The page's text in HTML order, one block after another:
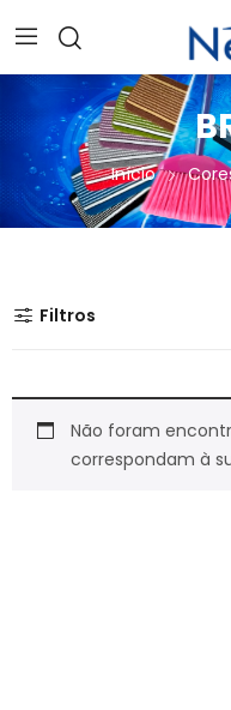
Secure crypto portfolio
Visit Ledger Live
- easily
Início
Filtros
Não foram
correspondam à